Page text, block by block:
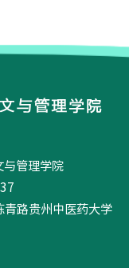
管理学院
青路贵州中医药大学